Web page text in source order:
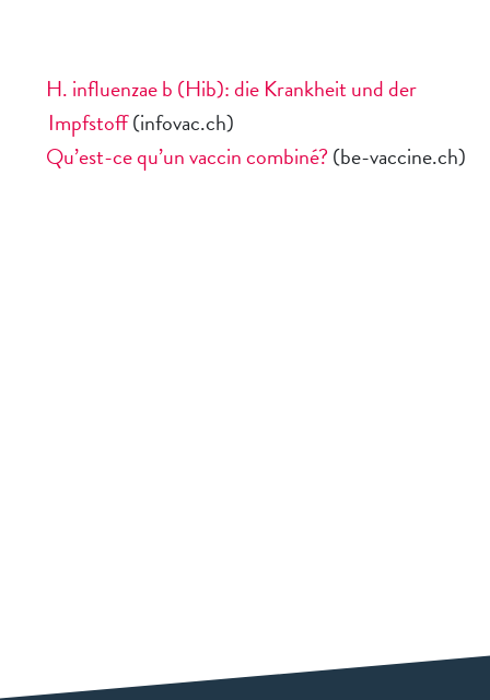
H. influenzae b (Hib): die Krankheit und der
Impfstoff(infovac.ch)
Qu’est-ce qu’un vaccin combiné? (be-vaccine.ch)